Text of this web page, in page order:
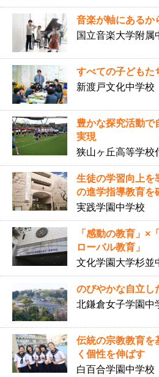
音楽が軸にあるか
国立音楽大学附属
すべての子どもた
新渡戸文化中学校
豊かな探究活動で
実現
狭山ヶ丘高等学校
生徒の学習向上を
の進学指導教育を
実践学園中学校
「感動の教育」×
ローバル教育」
文化学園大学杉並
のびやかな自立し
北鎌倉女子学園中
伝統の宗教教育を
く個性を伸ばす
白百合学園中学校